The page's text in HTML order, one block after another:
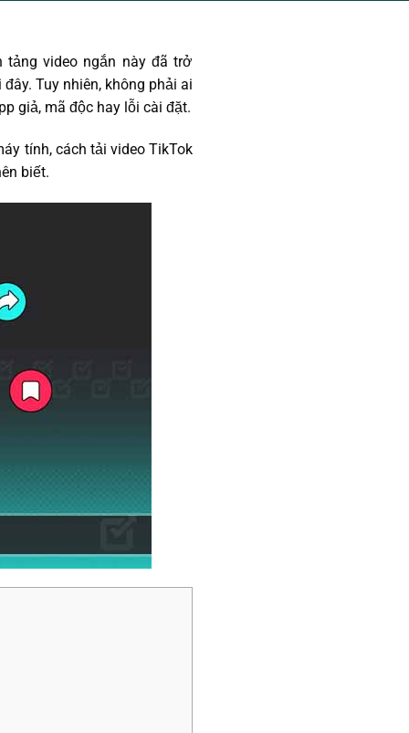
video ngắn này đã trở
Tuy nhiên, không phải ai
giả, mã độc hay lỗi cài đặt.
tính, cách tải video TikTok
biết.